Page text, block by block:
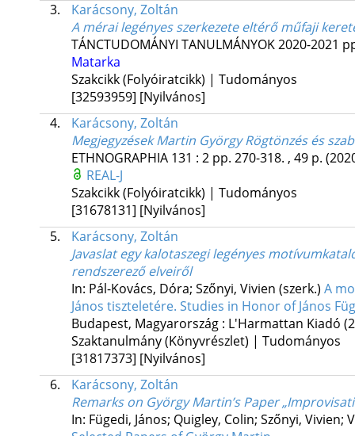
3.
Karácsony, Zoltán
A mérai legényes szerkezete eltérő műfaji
TÁNCTUDOMÁNYI TANULMÁNYOK2020-2021
Matarka
Szakcikk (Folyóiratcikk) | Tudományos
[32593959] [Nyilvános]
4.
Karácsony, Zoltán
Megjegyzések Martin György Rögtönzés és
ETHNOGRAPHIA 131 : 2 pp. 270-318. , 49 p.
REAL-J
Szakcikk (Folyóiratcikk) | Tudományos
[31678131] [Nyilvános]
5.
Karácsony, Zoltán
Javaslat egy kalotaszegi legényes
rendszerező elveiről
In: Pál-Kovács, Dóra; Szőnyi, Vivien (szerk.) A
János tiszteletére. Studies in Honor of János
Budapest, Magyarország : L'Harmattan Kiadó
Szaktanulmány (Könyvrészlet) | Tudományos
[31817373] [Nyilvános]
6.
Karácsony, Zoltán
Remarks on György Martin’s Paper
In: Fügedi, János; Quigley, Colin; Szőnyi, Vivien;